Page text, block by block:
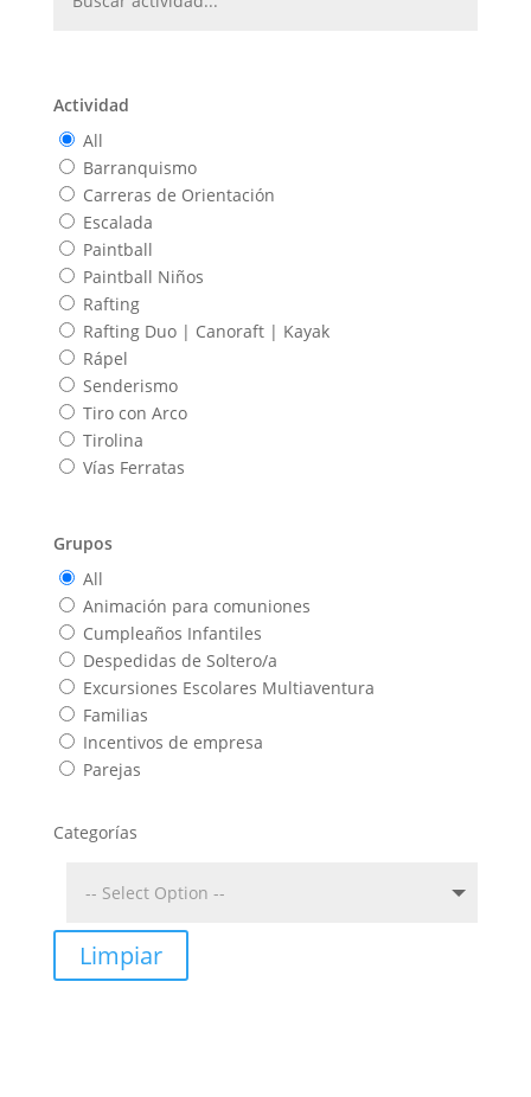
Actividad
All
Barranquismo
Carreras de Orientación
Escalada
Paintball
Paintball Niños
Rafting
Rafting Duo | Canoraft | Kayak
Rápel
Senderismo
Tiro con Arco
Tirolina
Vías Ferratas
Grupos
All
Animación para comuniones
Cumpleaños Infantiles
Despedidas de Soltero/a
Excursiones Escolares Multiaventura
Familias
Incentivos de empresa
Parejas
Categorías
Limpiar